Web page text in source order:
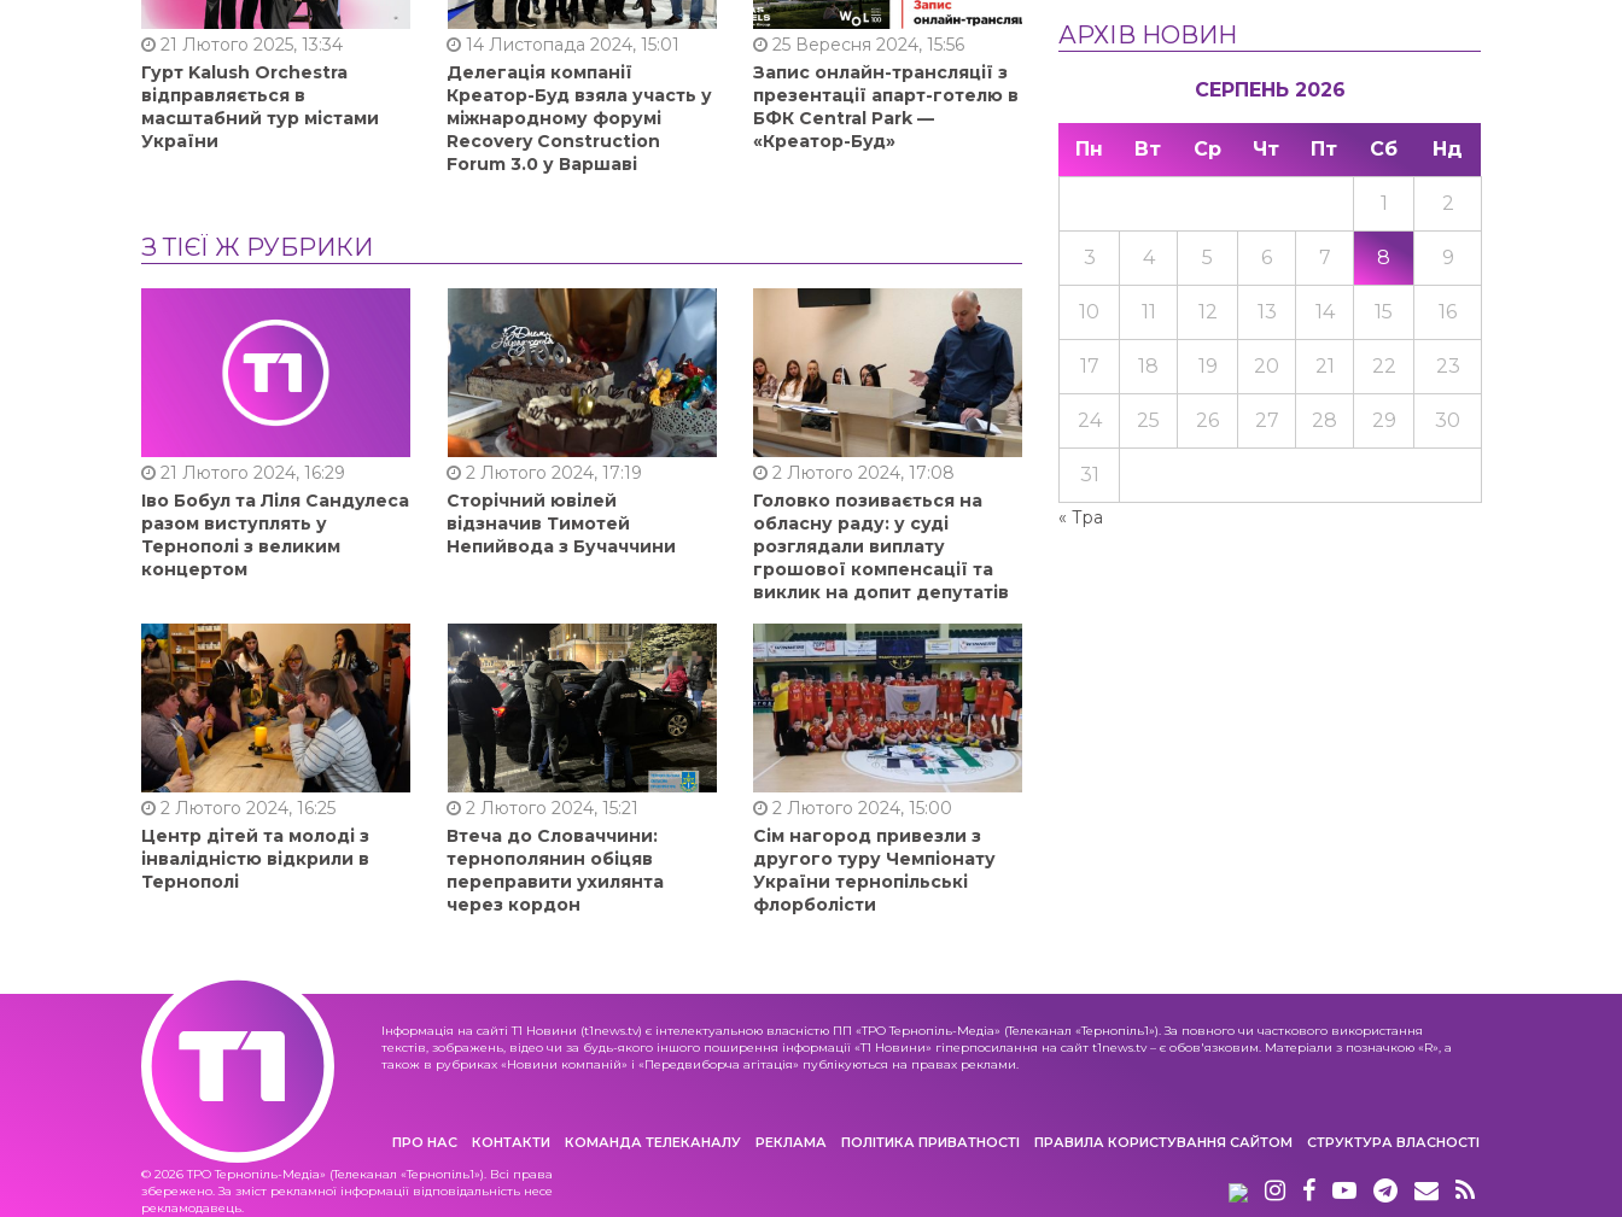
21 Лютого 2025, 13:34
Гурт Kalush Orchestra
відправляється в
масштабний тур містами
України
14 Листопада 2024, 15:01
Делегація компанії
Креатор-Буд взяла участь у
міжнародному форумі
Recovery Construction
Forum 3.0 у Варшаві
25 Вересня 2024, 15:56
Запис онлайн-трансляції з
презентації апарт-готелю в
БФК Central Park —
«Креатор-Буд»
З ТІЄЇ Ж РУБРИКИ
21 Лютого 2024, 16:29
Іво Бобул та Ліля Сандулеса
разом виступлять у
Тернополі з великим
концертом
2 Лютого 2024, 17:19
Сторічний ювілей
відзначив Тимотей
Непийвода з Бучаччини
2 Лютого 2024, 17:08
Головко позивається на
обласну раду: у суді
розглядали виплату
грошової компенсації та
виклик на допит депутатів
2 Лютого 2024, 16:25
Центр дітей та молоді з
інвалідністю відкрили в
Тернополі
2 Лютого 2024, 15:21
Втеча до Словаччини:
тернополянин обіцяв
переправити ухилянта
через кордон
2 Лютого 2024, 15:00
Сім нагород привезли з
другого туру Чемпіонату
України тернопільські
флорболісти
АРХІВ НОВИН
СЕРПЕНЬ 2026
Пн Вт Ср Чт Пт Сб Нд
« Тра
1 2
3 4 5 6 7 8 9
10 11 12 13 14 15 16
17 18 19 20 21 22 23
24 25 26 27 28 29 30
31
Інформація на сайті Т1 Новини (t1news.tv) є інтелектуальною власністю ПП «ТРО Тернопіль-Медіа» (Телеканал «Тернопіль1»). За повного чи часткового використання
текстів, зображень, відео чи за будь-якого іншого поширення інформації «Т1 Новини» гіперпосилання на сайт t1news.tv – є обов'язковим. Матеріали з позначкою «R», а
також в рубриках «Новини компаній» і «Передвиборча агітація» публікуються на правах реклами.
ПРО НАС КОНТАКТИ КОМАНДА ТЕЛЕКАНАЛУ РЕКЛАМА ПОЛІТИКА ПРИВАТНОСТІ ПРАВИЛА КОРИСТУВАННЯ САЙТОМ СТРУКТУРА ВЛАСНОСТІ
© 2026 ТРО Тернопіль-Медіа» (Телеканал «Тернопіль1»). Всі права
збережено. За зміст рекламної інформації відповідальність несе
рекламодавець.